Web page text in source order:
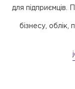
для підприємців.
бізнесу, облік,